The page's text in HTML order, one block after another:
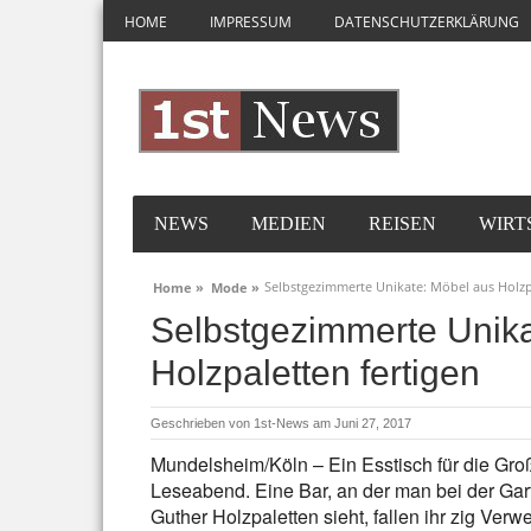
HOME IMPRESSUM DATENSCHUTZERKLÄRUNG
NEWS MEDIEN REISEN
Home » Mode » Selbstgezimmerte Unikate: Möbel aus
Selbstgezimmerte
Holzpaletten fertigen
Geschrieben von 1st-News am Juni 27, 2017
Mundelsheim/Köln – Ein Esstisch für die
Leseabend. Eine Bar, an der man bei der
Guther Holzpaletten sieht, fallen ihr zig